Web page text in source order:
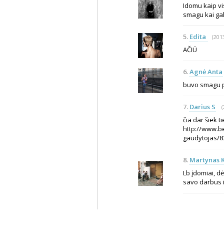
Idomu kaip
smagu kai
5. Edita
AČIŪ
6.Agnė Anta
buvo smagu
7. Darius S
čia dar šiek
http://
gaudytojas/
8. Martynas
Lb įdomiai,
savo darbus